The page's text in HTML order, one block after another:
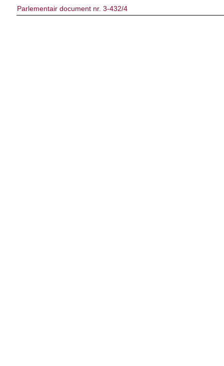
Parlementair document nr. 3-432/4